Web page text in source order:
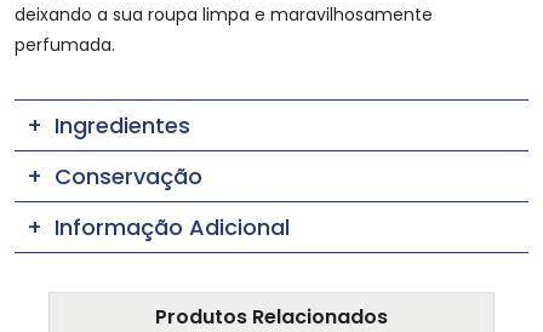
deixando a sua roupa limpa e maravilhosamente
perfumada.
Ingredientes
Conservação
Informação Adicional
Produtos Relacionados